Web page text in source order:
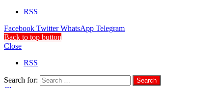
RSS
Facebook Twitter WhatsApp Telegram
Back to top button
Close
RSS
Search for: